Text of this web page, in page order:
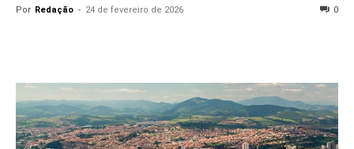
Por Redação - 24 de fevereiro de 2026 0